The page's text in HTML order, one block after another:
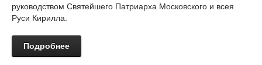
руководством Святейшего Патриарха Московского и всея
Руси Кирилла.
Подробнее